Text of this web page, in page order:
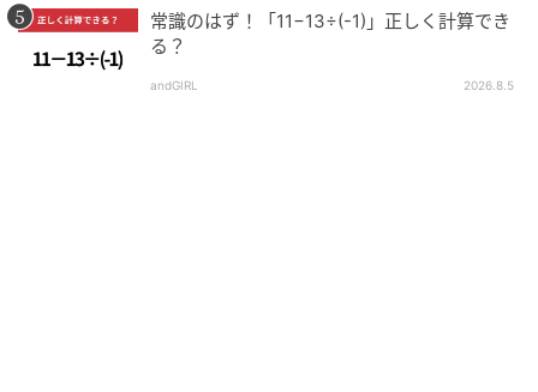
常識のはず！「11−13÷(-1)」正しく計算でき
る？
andGIRL 2026.8.5